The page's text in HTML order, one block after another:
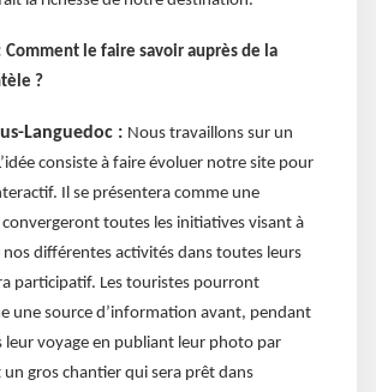
Comment le faire savoir auprès de la
?
Languedoc : Nous travaillons sur un
consiste à faire évoluer notre site pour
Il se présentera comme une
toutes les initiatives visant à
différentes activités dans toutes leurs
participatif. Les touristes pourront
une source d’information avant, pendant
leur voyage en publiant leur photo par
un gros chantier qui sera prêt dans